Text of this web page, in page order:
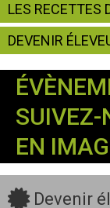
LES RECETTES
DEVENIR
SUIVEZ-
EN
Devenir